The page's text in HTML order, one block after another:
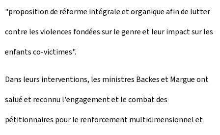
"proposition de réforme intégrale et organique afin de lutter
contre les violences fondées sur le genre et leur impact sur les
enfants co-victimes".
Dans leurs interventions, les ministres Backes et Margue ont
salué et reconnu l'engagement et le combat des
pétitionnaires pour le renforcement multidimensionnel et